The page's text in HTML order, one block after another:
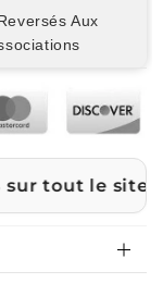
Aux
site avec le